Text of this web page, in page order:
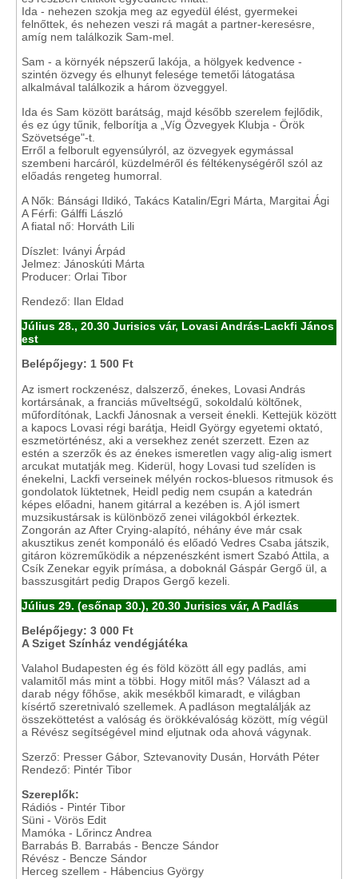
Ida - nehezen szokja meg az egyedül élést, gyermekei
felnőttek, és nehezen veszi rá magát a partner-keresésre,
amíg nem találkozik Sam-mel.
Sam - a környék népszerű lakója, a hölgyek kedvence -
szintén özvegy és elhunyt felesége temetői látogatása
alkalmával találkozik a három özveggyel.
Ida és Sam között barátság, majd később szerelem fejlődik,
és ez úgy tűnik, felborítja a „Víg Özvegyek Klubja - Örök
Szövetsége"-t.
Erről a felborult egyensúlyról, az özvegyek egymással
szembeni harcáról, küzdelméről és féltékenységéről szól az
előadás rengeteg humorral.
A Nők: Bánsági Ildikó, Takács Katalin/Egri Márta, Margitai Ági
A Férfi: Gálffi László
A fiatal nő: Horváth Lili
Díszlet: Iványi Árpád
Jelmez: Jánoskúti Márta
Producer: Orlai Tibor
Rendező: Ilan Eldad
Július 28., 20.30 Jurisics vár, Lovasi András-Lackfi János
est
Belépőjegy: 1 500 Ft
Az ismert rockzenész, dalszerző, énekes, Lovasi András
kortársának, a franciás műveltségű, sokoldalú költőnek,
műfordítónak, Lackfi Jánosnak a verseit énekli. Kettejük között
a kapocs Lovasi régi barátja, Heidl György egyetemi oktató,
eszmetörténész, aki a versekhez zenét szerzett. Ezen az
estén a szerzők és az énekes ismeretlen vagy alig-alig ismert
arcukat mutatják meg. Kiderül, hogy Lovasi tud szelíden is
énekelni, Lackfi verseinek mélyén rockos-bluesos ritmusok és
gondolatok lüktetnek, Heidl pedig nem csupán a katedrán
képes előadni, hanem gitárral a kezében is. A jól ismert
muzsikustársak is különböző zenei világokból érkeztek.
Zongorán az After Crying-alapító, néhány éve már csak
akusztikus zenét komponáló és előadó Vedres Csaba játszik,
gitáron közreműködik a népzenészként ismert Szabó Attila, a
Csík Zenekar egyik prímása, a doboknál Gáspár Gergő ül, a
basszusgitárt pedig Drapos Gergő kezeli.
Július 29. (esőnap 30.), 20.30 Jurisics vár, A Padlás
Belépőjegy: 3 000 Ft
A Sziget Színház vendégjátéka
Valahol Budapesten ég és föld között áll egy padlás, ami
valamitől más mint a többi. Hogy mitől más? Választ ad a
darab négy főhőse, akik mesékből kimaradt, e világban
kísértő szeretnivaló szellemek. A padláson megtalálják az
összeköttetést a valóság és örökkévalóság között, míg végül
a Révész segítségével mind eljutnak oda ahová vágynak.
Szerző: Presser Gábor, Sztevanovity Dusán, Horváth Péter
Rendező: Pintér Tibor
Szereplők:
Rádiós - Pintér Tibor
Süni - Vörös Edit
Mamóka - Lőrincz Andrea
Barrabás B. Barrabás - Bencze Sándor
Révész - Bencze Sándor
Herceg szellem - Hábencius György